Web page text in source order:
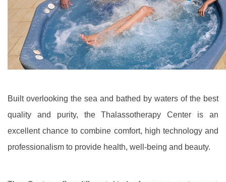
Built overlooking the sea and bathed by waters of the best
quality and purity, the Thalassotherapy Center is an
excellent chance to combine comfort, high technology and
professionalism to provide health, well-being and beauty.